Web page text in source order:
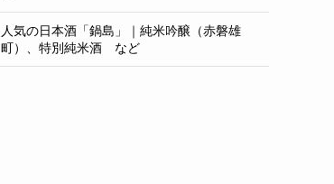
人気の日本酒「鍋島」｜純米吟醸（赤磐雄
町）、特別純米酒 など